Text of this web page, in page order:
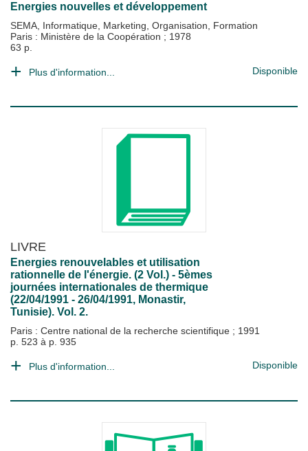
Energies nouvelles et développement
SEMA, Informatique, Marketing, Organisation, Formation
Paris : Ministère de la Coopération ; 1978
63 p.
Plus d'information... Disponible
LIVRE
Energies renouvelables et utilisation
rationnelle de l'énergie. (2 Vol.) - 5èmes
journées internationales de thermique
(22/04/1991 - 26/04/1991, Monastir,
Tunisie). Vol. 2.
Paris : Centre national de la recherche scientifique ; 1991
p. 523 à p. 935
Plus d'information... Disponible